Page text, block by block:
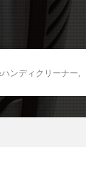
ンディクリーナー